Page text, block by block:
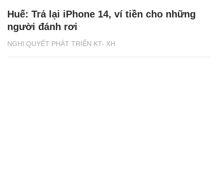
NGHỊ QUYẾT PHÁT TRIỂN KT- XH
Huế: Trả lại iPhone 14, ví tiền cho những
người đánh rơi